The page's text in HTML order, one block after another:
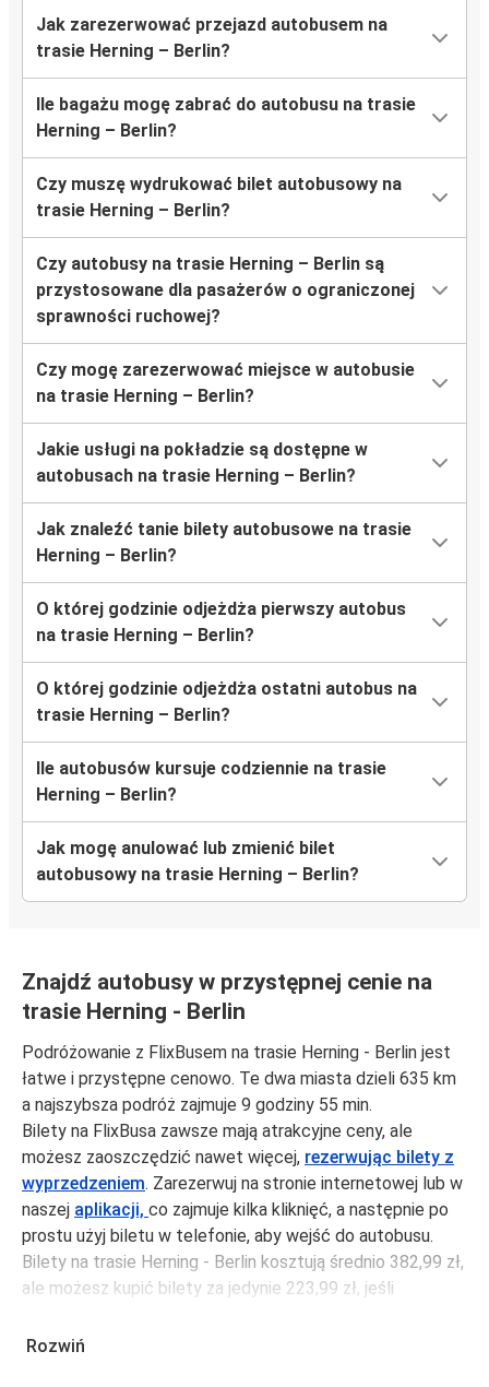
Jak zarezerwować przejazd autobusem na
trasie Herning – Berlin?
Ile bagażu mogę zabrać do autobusu na trasie
Herning – Berlin?
Czy muszę wydrukować bilet autobusowy na
trasie Herning – Berlin?
Czy autobusy na trasie Herning – Berlin są
przystosowane dla pasażerów o ograniczonej
sprawności ruchowej?
Czy mogę zarezerwować miejsce w autobusie
na trasie Herning – Berlin?
Jakie usługi na pokładzie są dostępne w
autobusach na trasie Herning – Berlin?
Jak znaleźć tanie bilety autobusowe na trasie
Herning – Berlin?
O której godzinie odjeżdża pierwszy autobus
na trasie Herning – Berlin?
O której godzinie odjeżdża ostatni autobus na
trasie Herning – Berlin?
Ile autobusów kursuje codziennie na trasie
Herning – Berlin?
Jak mogę anulować lub zmienić bilet
autobusowy na trasie Herning – Berlin?
Znajdź autobusy w przystępnej cenie na
trasie Herning - Berlin
Podróżowanie z FlixBusem na trasie Herning - Berlin jest
łatwe i przystępne cenowo. Te dwa miasta dzieli 635 km
a najszybsza podróż zajmuje 9 godziny 55 min.
Bilety na FlixBusa zawsze mają atrakcyjne ceny, ale
możesz zaoszczędzić nawet więcej, rezerwując bilety z
wyprzedzeniem. Zarezerwuj na stronie internetowej lub w
naszej aplikacji, co zajmuje kilka kliknięć, a następnie po
prostu użyj biletu w telefonie, aby wejść do autobusu.
Bilety na trasie Herning - Berlin kosztują średnio 382,99 zł,
ale możesz kupić bilety za jedynie 223,99 zł, jeśli
unikając weekendów i świąt. Aby podróżować szybko,
Rozwiń